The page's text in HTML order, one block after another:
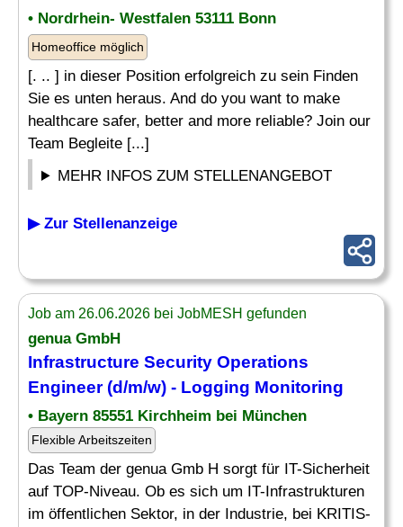
• Nordrhein- Westfalen 53111 Bonn
Homeoffice möglich
[. .. ] in dieser Position erfolgreich zu sein Finden
Sie es unten heraus. And do you want to make
healthcare safer, better and more reliable? Join our
Team Begleite [...]
MEHR INFOS ZUM STELLENANGEBOT
▶ Zur Stellenanzeige
Job am 26.06.2026 bei JobMESH gefunden
genua GmbH
Infrastructure Security Operations
Engineer(d/m/w) - Logging Monitoring
• Bayern 85551 Kirchheim bei München
Flexible Arbeitszeiten
Das Team der genua Gmb H sorgt für IT-Sicherheit
auf TOP-Niveau. Ob es sich um IT-Infrastrukturen
im öffentlichen Sektor, in der Industrie, bei KRITIS-